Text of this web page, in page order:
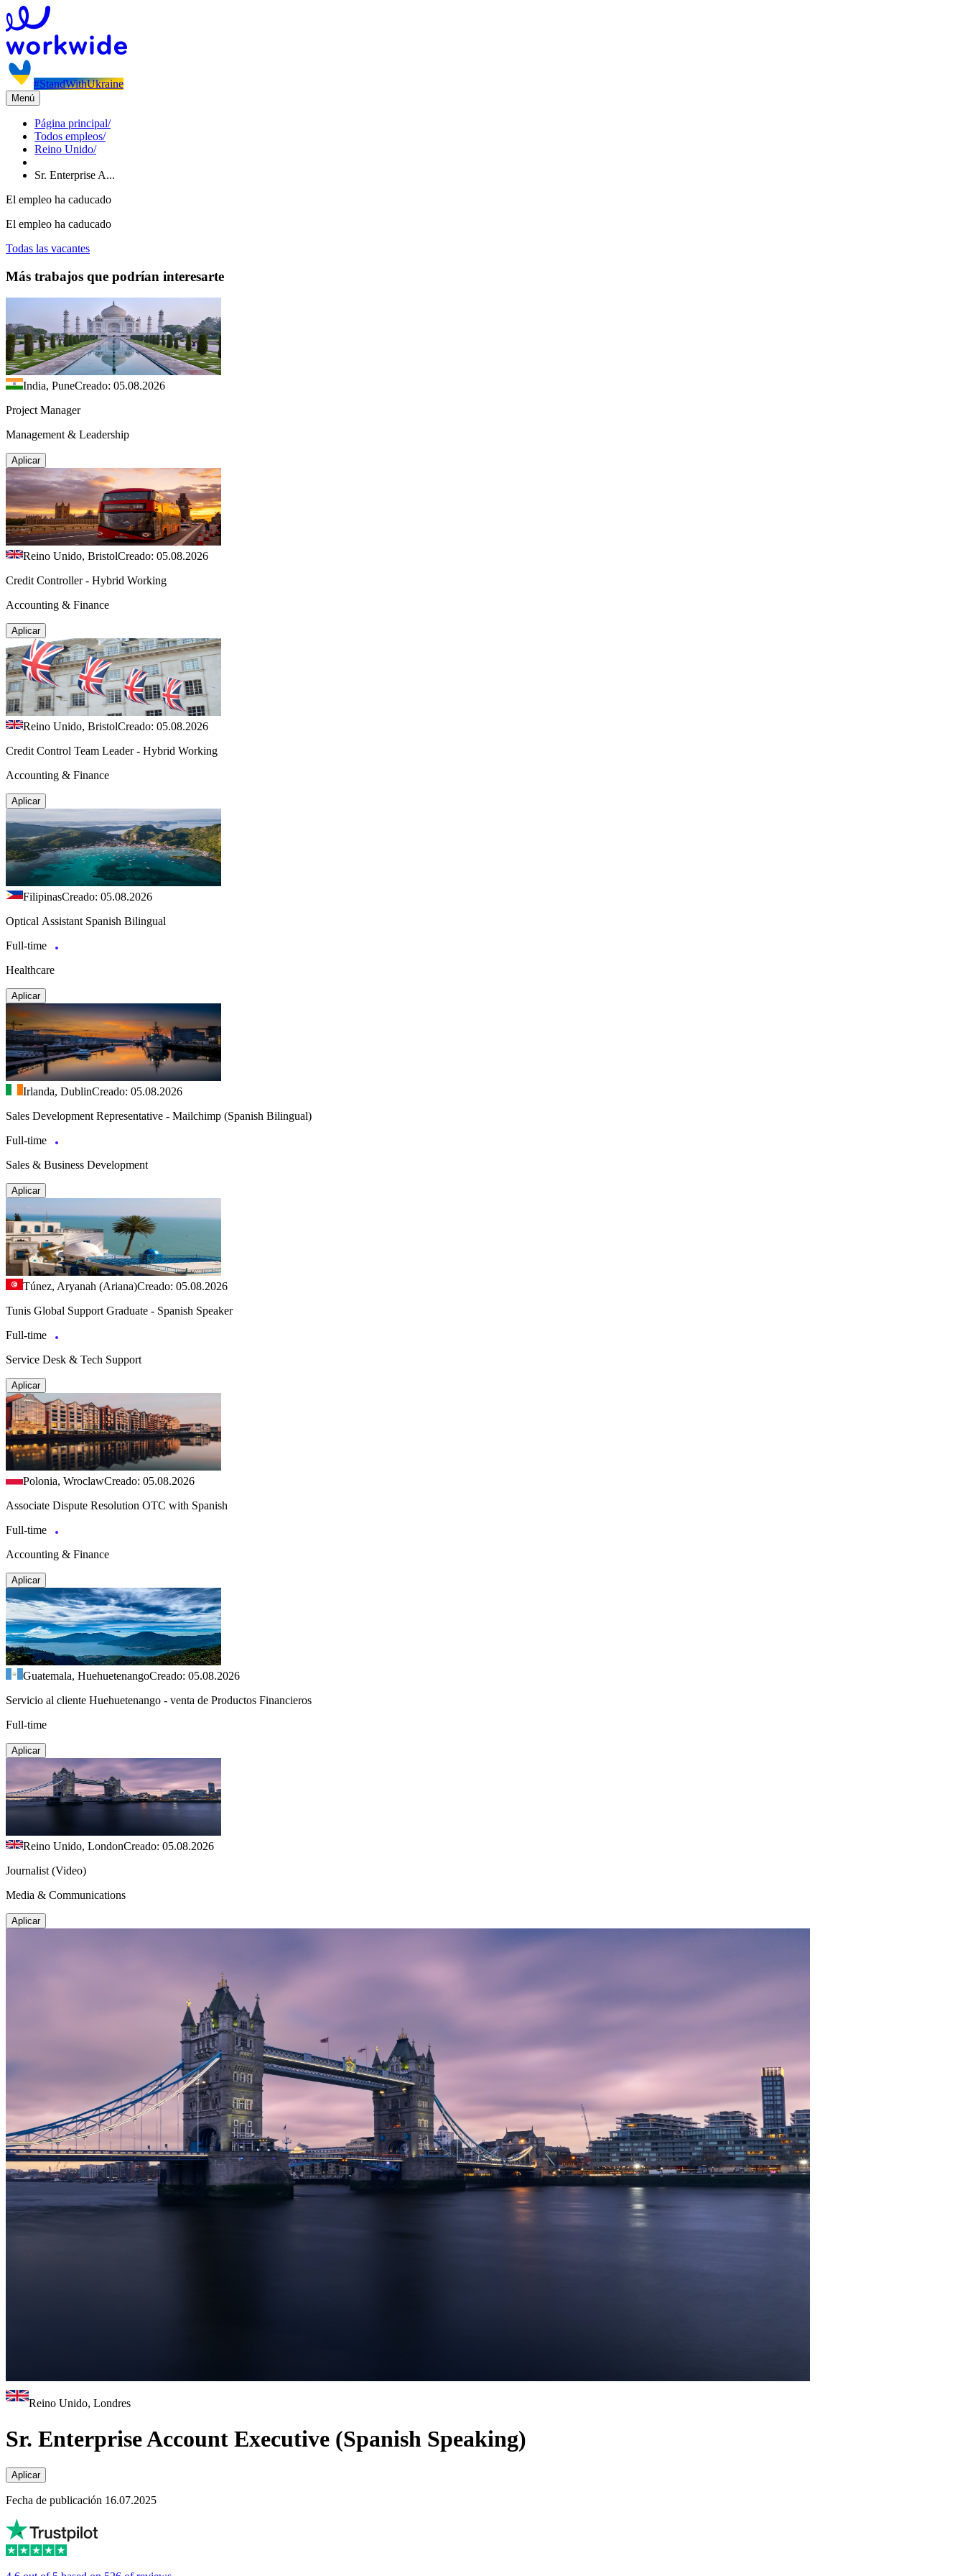
#StandWithUkraine
Menú
Página principal/
Todos empleos/
Reino Unido/
Sr. Enterprise A...
El empleo ha caducado
El empleo ha caducado
Todas las vacantes
Más trabajos que podrían interesarte
India, PuneCreado: 05.08.2026
Project Manager
Management & Leadership
Aplicar
Reino Unido, BristolCreado: 05.08.2026
Credit Controller - Hybrid Working
Accounting & Finance
Aplicar
Reino Unido, BristolCreado: 05.08.2026
Credit Control Team Leader - Hybrid Working
Accounting & Finance
Aplicar
FilipinasCreado: 05.08.2026
Optical Assistant Spanish Bilingual
Full-time
Healthcare
Aplicar
Irlanda, DublinCreado: 05.08.2026
Sales Development Representative - Mailchimp (Spanish Bilingual)
Full-time
Sales & Business Development
Aplicar
Túnez, Aryanah (Ariana)Creado: 05.08.2026
Tunis Global Support Graduate - Spanish Speaker
Full-time
Service Desk & Tech Support
Aplicar
Polonia, WroclawCreado: 05.08.2026
Associate Dispute Resolution OTC with Spanish
Full-time
Accounting & Finance
Aplicar
Guatemala, HuehuetenangoCreado: 05.08.2026
Servicio al cliente Huehuetenango - venta de Productos Financieros
Full-time
Aplicar
Reino Unido, LondonCreado: 05.08.2026
Journalist (Video)
Media & Communications
Aplicar
Reino Unido, Londres
Sr. Enterprise Account Executive (Spanish Speaking)
Aplicar
Fecha de publicación 16.07.2025